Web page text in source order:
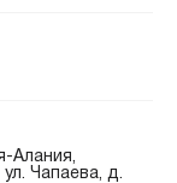
Алания,
Чапаева, д.